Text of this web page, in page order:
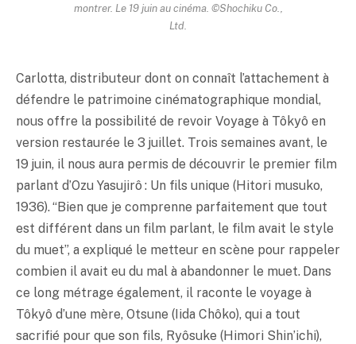
montrer. Le 19 juin au cinéma. ©Shochiku Co.,
Ltd.
Carlotta, distributeur dont on connaît l’attachement à
défendre le patrimoine cinématographique mondial,
nous offre la possibilité de revoir Voyage à Tôkyô en
version restaurée le 3 juillet. Trois semaines avant, le
19 juin, il nous aura permis de découvrir le premier film
parlant d’Ozu Yasujirô : Un fils unique (Hitori musuko,
1936). “Bien que je comprenne parfaitement que tout
est différent dans un film parlant, le film avait le style
du muet”, a expliqué le metteur en scène pour rappeler
combien il avait eu du mal à abandonner le muet. Dans
ce long métrage également, il raconte le voyage à
Tôkyô d’une mère, Otsune (Iida Chôko), qui a tout
sacrifié pour que son fils, Ryôsuke (Himori Shin’ichi),